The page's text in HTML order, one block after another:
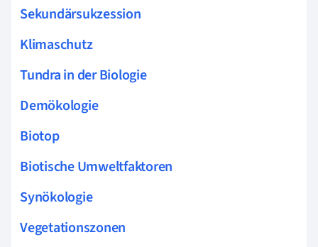
Sekundärsukzession
Klimaschutz
Tundra in der Biologie
Demökologie
Biotop
Biotische Umweltfaktoren
Synökologie
Vegetationszonen